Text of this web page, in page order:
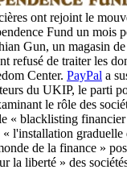
ont rejoint le
Fund un mois
Gun, un magasin
refusé de traiter les
Center. PayPal a
du UKIP, le parti
le rôle des
« blacklisting financier
l'installation graduelle
de la finance »
la liberté » des